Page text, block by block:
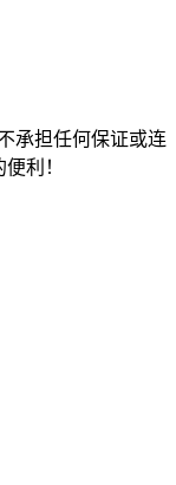
承担任何保证或连
利！